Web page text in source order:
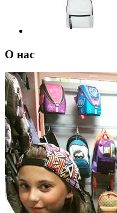
О нас